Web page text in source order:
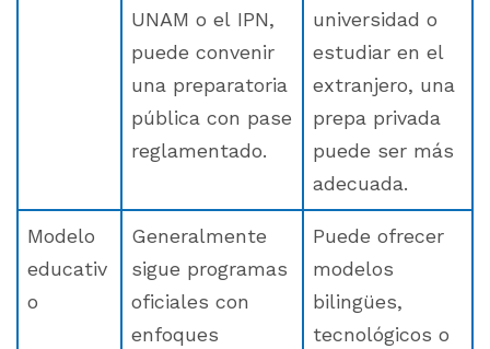
UNAM o el IPN,
puede convenir
una preparatoria
pública con pase
reglamentado.
universidad o
estudiar en el
extranjero, una
prepa privada
puede ser más
adecuada.
Modelo
educativ
o
Generalmente
sigue programas
oficiales con
enfoques
Puede ofrecer
modelos
bilingües,
tecnológicos o